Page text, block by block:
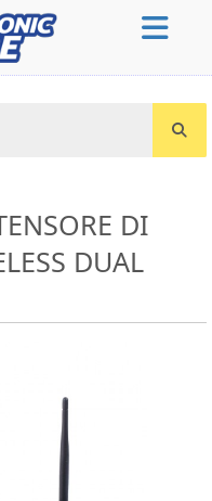
DI
DUAL